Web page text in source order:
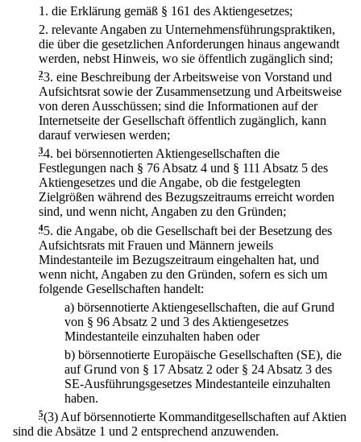
1. die Erklärung gemäß § 161 des Aktiengesetzes;
2. relevante Angaben zu Unternehmensführungspraktiken,
die über die gesetzlichen Anforderungen hinaus angewandt
werden, nebst Hinweis, wo sie öffentlich zugänglich sind;
23. eine Beschreibung der Arbeitsweise von Vorstand und
Aufsichtsrat sowie der Zusammensetzung und Arbeitsweise
von deren Ausschüssen; sind die Informationen auf der
Internetseite der Gesellschaft öffentlich zugänglich, kann
darauf verwiesen werden;
34. bei börsennotierten Aktiengesellschaften die
Festlegungen nach § 76 Absatz 4 und § 111 Absatz 5 des
Aktiengesetzes und die Angabe, ob die festgelegten
Zielgrößen während des Bezugszeitraums erreicht worden
sind, und wenn nicht, Angaben zu den Gründen;
45. die Angabe, ob die Gesellschaft bei der Besetzung des
Aufsichtsrats mit Frauen und Männern jeweils
Mindestanteile im Bezugszeitraum eingehalten hat, und
wenn nicht, Angaben zu den Gründen, sofern es sich um
folgende Gesellschaften handelt:
a) börsennotierte Aktiengesellschaften, die auf Grund
von § 96 Absatz 2 und 3 des Aktiengesetzes
Mindestanteile einzuhalten haben oder
b) börsennotierte Europäische Gesellschaften (SE), die
auf Grund von § 17 Absatz 2 oder § 24 Absatz 3 des
SE-Ausführungsgesetzes Mindestanteile einzuhalten
haben.
5(3) Auf börsennotierte Kommanditgesellschaften auf Aktien
sind die Absätze 1 und 2 entsprechend anzuwenden.